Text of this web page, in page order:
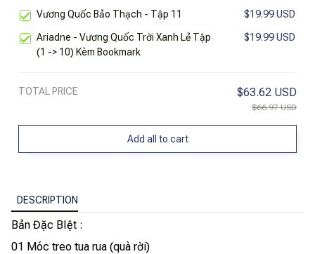
Vương Quốc Bảo Thạch - Tập 11 $19.99 USD
Ariadne - Vương Quốc Trời Xanh Lẻ Tập
(1 -> 10) Kèm Bookmark
$19.99 USD
TOTAL PRICE $63.62 USD
$66.97 USD
Add all to cart
DESCRIPTION
Bản Đặc BIệt :
01 Móc treo tua rua (quà rời)